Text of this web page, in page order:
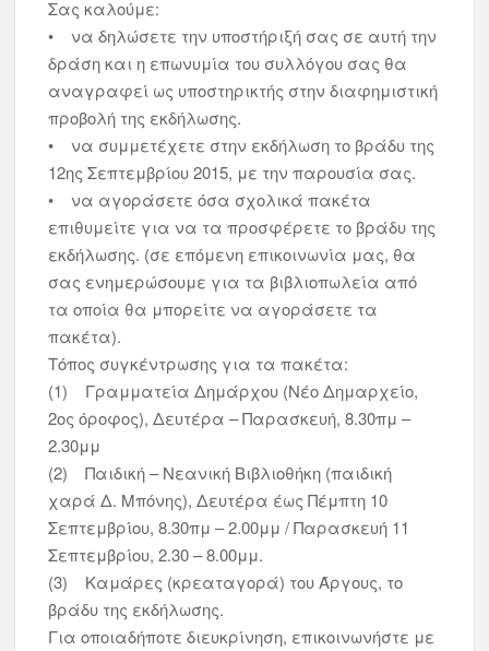
Σας καλούμε:
• να δηλώσετε την υποστήριξή σας σε αυτή την
δράση και η επωνυμία του συλλόγου σας θα
αναγραφεί ως υποστηρικτής στην διαφημιστική
προβολή της εκδήλωσης.
• να συμμετέχετε στην εκδήλωση το βράδυ της
12ης Σεπτεμβρίου 2015, με την παρουσία σας.
• να αγοράσετε όσα σχολικά πακέτα
επιθυμείτε για να τα προσφέρετε το βράδυ της
εκδήλωσης. (σε επόμενη επικοινωνία μας, θα
σας ενημερώσουμε για τα βιβλιοπωλεία από
τα οποία θα μπορείτε να αγοράσετε τα
πακέτα).
Τόπος συγκέντρωσης για τα πακέτα:
(1) Γραμματεία Δημάρχου (Νέο Δημαρχείο,
2ος όροφος), Δευτέρα – Παρασκευή, 8.30πμ –
2.30μμ
(2) Παιδική – Νεανική Βιβλιοθήκη (παιδική
χαρά Δ. Μπόνης), Δευτέρα έως Πέμπτη 10
Σεπτεμβρίου, 8.30πμ – 2.00μμ / Παρασκευή 11
Σεπτεμβρίου, 2.30 – 8.00μμ.
(3) Καμάρες (κρεαταγορά) του Άργους, το
βράδυ της εκδήλωσης.
Για οποιαδήποτε διευκρίνηση, επικοινωνήστε με